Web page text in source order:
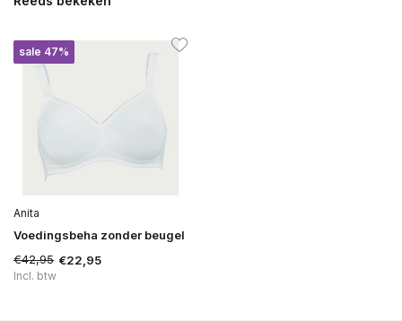
sale 47%
Anita
Voedingsbeha zonder beugel
€42,95 €22,95
Incl. btw